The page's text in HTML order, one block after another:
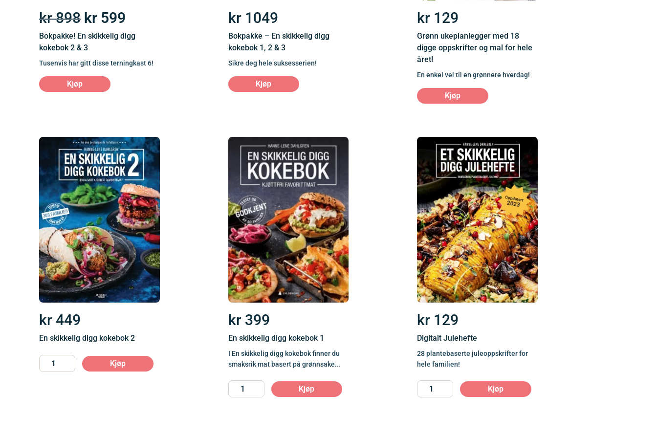
Bokpakke! En skikkelig digg
kokebok 2 & 3
kr898 kr 599
Tusenvis har gitt disse terningkast 6!
Kjøp
Bokpakke – En skikkelig digg
kokebok 1, 2 & 3
kr1049
Sikre deg hele suksesserien!
Kjøp
Grønn ukeplanlegger med 18
digge oppskrifter og mal for hele
året!
kr 129
En enkel vei til en grønnere hverdag!
Kjøp
En skikkelig digg kokebok 2
kr 449
Kjøp
En skikkelig digg kokebok 1
kr399
I En skikkelig digg kokebok finner du
smaksrik mat basert på grønnsake...
Kjøp
Digitalt Julehefte
kr 129
28 plantebaserte juleoppskrifter for
hele familien!
Kjøp